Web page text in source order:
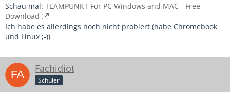
Schau mal: TEAMPUNKT For PC Windows and MAC - Free
Download
Ich habe es allerdings noch nicht probiert (habe Chromebook
und Linux ;-))
Fachidiot
Schüler